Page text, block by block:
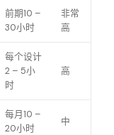
前期10 –
30小时
非常
高
每个设计
2 – 5小
时
高
每月10 –
20小时
中